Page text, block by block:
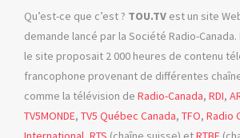
Qu’est-ce que c’est ? TOU.TV est un site
demande lancé par la Société Radio-
le site proposait 2 000 heures de contenu
francophone provenant de différentes
comme la télévision de Radio-Canada, RDI,
TV5MONDE, TV5 Québec Canada, TFO, Radio